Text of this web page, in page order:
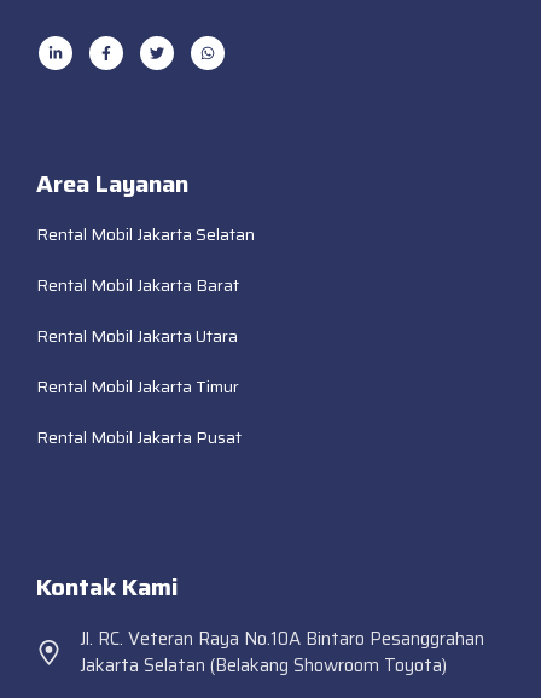
Area Layanan
Rental Mobil Jakarta Selatan
Rental Mobil Jakarta Barat
Rental Mobil Jakarta Utara
Rental Mobil Jakarta Timur
Rental Mobil Jakarta Pusat
Kontak Kami
Jl. RC. Veteran Raya No.10A Bintaro Pesanggrahan
Jakarta Selatan (Belakang Showroom Toyota)